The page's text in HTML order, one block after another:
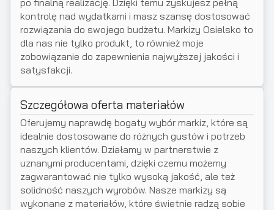
po finalną realizację. Dzięki temu zyskujesz pełną
kontrolę nad wydatkami i masz szansę dostosować
rozwiązania do swojego budżetu. Markizy Osielsko to
dla nas nie tylko produkt, to również moje
zobowiązanie do zapewnienia najwyższej jakości i
satysfakcji.
Szczegółowa oferta materiałów
Oferujemy naprawdę bogaty wybór markiz, które są
idealnie dostosowane do różnych gustów i potrzeb
naszych klientów. Działamy w partnerstwie z
uznanymi producentami, dzięki czemu możemy
zagwarantować nie tylko wysoką jakość, ale też
solidność naszych wyrobów. Nasze markizy są
wykonane z materiałów, które świetnie radzą sobie